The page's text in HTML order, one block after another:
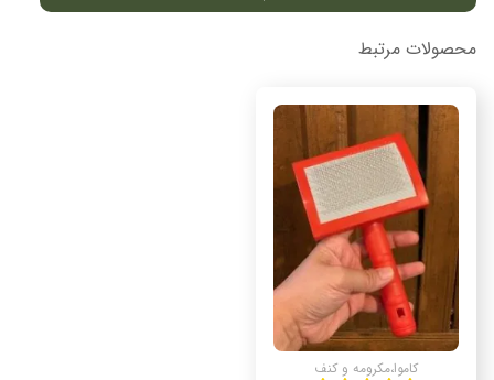
محصولات مرتبط
کاموا،مکرومه و کنف